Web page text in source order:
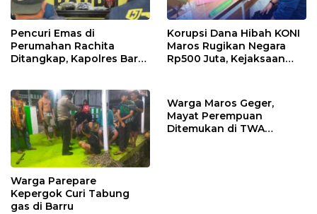
Pencuri Emas di
Perumahan Rachita
Ditangkap, Kapolres Barru
Korupsi Dana Hibah KONI
Maros Rugikan Negara
Rp500 Juta, Kejaksaan
Warga Parepare
Kepergok Curi Tabung
gas di Barru
Warga Maros Geger,
Mayat Perempuan
Ditemukan di TWA